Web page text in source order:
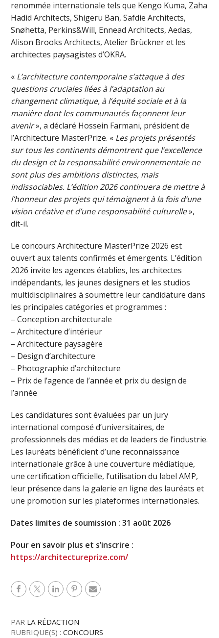
renommée internationale tels que Kengo Kuma, Zaha
Hadid Architects, Shigeru Ban, Safdie Architects,
Snøhetta, Perkins&Will, Ennead Architects, Aedas,
Alison Brooks Architects, Atelier Brückner et les
architectes paysagistes d’OKRA.
« L’architecture contemporaine s’attaque à des
questions cruciales liées à l’adaptation au
changement climatique, à l’équité sociale et à la
manière dont les communautés façonnent leur
avenir», a déclaré Hossein Farmani, président de
l’Architecture MasterPrize. « Les projets présentés
sur tous les continents démontrent que l’excellence
du design et la responsabilité environnementale ne
sont plus des ambitions distinctes, mais
indissociables. L’édition 2026 continuera de mettre à
l’honneur des projets qui témoignent à la fois d’une
vision créative et d’une responsabilité culturelle»,
dit-il.
Le concours Architecture MasterPrize 2026 est
ouvert aux talents confirmés et émergents. L’édition
2026 invite les agences établies, les architectes
indépendants, les jeunes designers et les studios
multidisciplinaires à soumettre leur candidature dans
les principales catégories et programmes :
– Conception architecturale
– Architecture d’intérieur
– Architecture paysagère
– Design d’architecture
– Photographie d’architecture
– Prix de l’agence de l’année et prix du design de
l’année
Les candidatures sont évaluées par un jury
international composé d’universitaires, de
professionnels des médias et de leaders de l’industrie.
Les lauréats bénéficient d’une reconnaissance
internationale grâce à une couverture médiatique,
une certification officielle, l’utilisation du label AMP,
leur présence dans la galerie en ligne des lauréats et
une promotion sur les plateformes internationales.
Dates limites de soumission : 31 août 2026
Pour en savoir plus et s’inscrire :
https://architectureprize.com/
PAR LA RÉDACTION
RUBRIQUE(S) :CONCOURS